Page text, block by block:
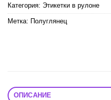
Категория: Этикетки в рулоне
Метка: Полуглянец
ОПИСАНИЕ